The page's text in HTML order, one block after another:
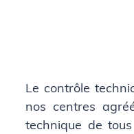
Le contrôle
nos centres
technique de